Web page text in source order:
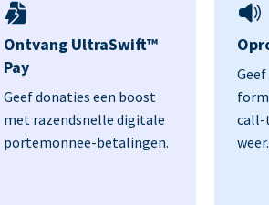
Ontvang UltraSwift™
Pay
Geef donaties een boost
met razendsnelle digitale
portemonnee-betalingen.
call-
weer.